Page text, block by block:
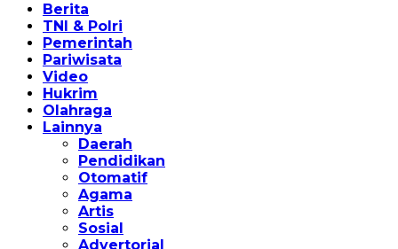
Berita
TNI & Polri
Pemerintah
Pariwisata
Video
Hukrim
Olahraga
Lainnya
Daerah
Pendidikan
Otomatif
Agama
Artis
Sosial
Advertorial